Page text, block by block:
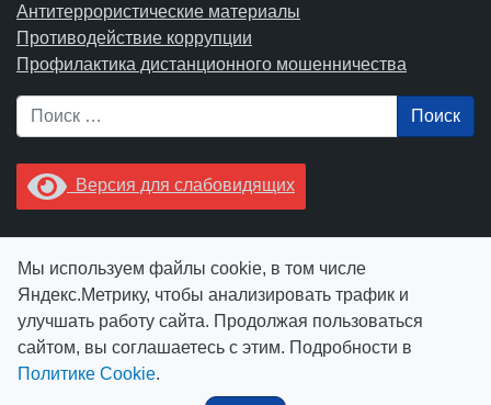
Антитеррористические материалы
Противодействие коррупции
Профилактика дистанционного мошенничества
Поиск
Версия для слабовидящих
Ctrl+Enter.
© АУ "ЮграМегаСпорт" 2026
Мы используем файлы cookie, в том числе
Яндекс.Метрику, чтобы анализировать трафик и
улучшать работу сайта. Продолжая пользоваться
сайтом, вы соглашаетесь с этим. Подробности в
Политике Cookie.